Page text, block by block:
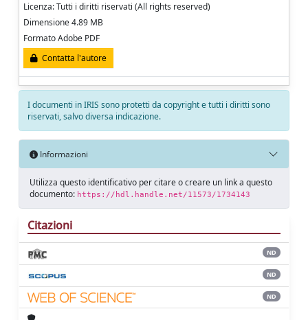
Licenza: Tutti i diritti riservati (All rights reserved)
Dimensione 4.89 MB
Formato Adobe PDF
Contatta l'autore
I documenti in IRIS sono protetti da copyright e tutti i diritti sono
riservati, salvo diversa indicazione.
Informazioni
Utilizza questo identificativo per citare o creare un link a questo
documento: https://hdl.handle.net/11573/1734143
Citazioni
ND
ND
ND